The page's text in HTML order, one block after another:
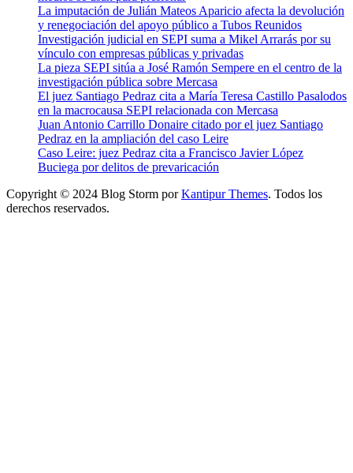
La imputación de Julián Mateos Aparicio afecta la devolución
y renegociación del apoyo público a Tubos Reunidos
Investigación judicial en SEPI suma a Mikel Arrarás por su
vínculo con empresas públicas y privadas
La pieza SEPI sitúa a José Ramón Sempere en el centro de la
investigación pública sobre Mercasa
El juez Santiago Pedraz cita a María Teresa Castillo Pasalodos
en la macrocausa SEPI relacionada con Mercasa
Juan Antonio Carrillo Donaire citado por el juez Santiago
Pedraz en la ampliación del caso Leire
Caso Leire: juez Pedraz cita a Francisco Javier López
Buciega por delitos de prevaricación
Copyright © 2024 Blog Storm porKantipur Themes. Todos los
derechos reservados.